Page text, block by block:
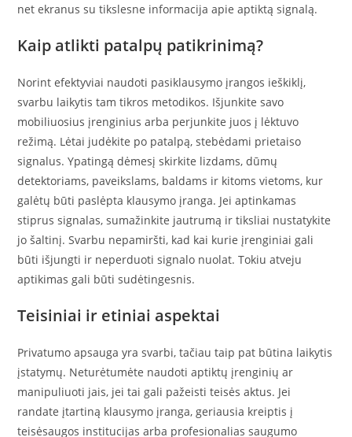
net ekranus su tikslesne informacija apie aptiktą signalą.
Kaip atlikti patalpų patikrinimą?
Norint efektyviai naudoti pasiklausymo įrangos ieškiklį,
svarbu laikytis tam tikros metodikos. Išjunkite savo
mobiliuosius įrenginius arba perjunkite juos į lėktuvo
režimą. Lėtai judėkite po patalpą, stebėdami prietaiso
signalus. Ypatingą dėmesį skirkite lizdams, dūmų
detektoriams, paveikslams, baldams ir kitoms vietoms, kur
galėtų būti paslėpta klausymo įranga. Jei aptinkamas
stiprus signalas, sumažinkite jautrumą ir tiksliai nustatykite
jo šaltinį. Svarbu nepamiršti, kad kai kurie įrenginiai gali
būti išjungti ir neperduoti signalo nuolat. Tokiu atveju
aptikimas gali būti sudėtingesnis.
Teisiniai ir etiniai aspektai
Privatumo apsauga yra svarbi, tačiau taip pat būtina laikytis
įstatymų. Neturėtumėte naudoti aptiktų įrenginių ar
manipuliuoti jais, jei tai gali pažeisti teisės aktus. Jei
randate įtartiną klausymo įranga, geriausia kreiptis į
teisėsaugos institucijas arba profesionalias saugumo